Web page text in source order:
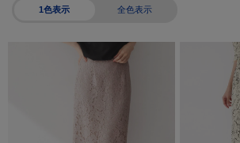
1色表示 全色表示